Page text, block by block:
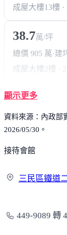
成屋大樓13樓
38.7萬/坪
總價 905 萬 ·建
成屋大樓 2樓 ·
顯示更多
資料來源：內政部
2026/05/30。
接待會館
三民區鐵道
449-9089 轉